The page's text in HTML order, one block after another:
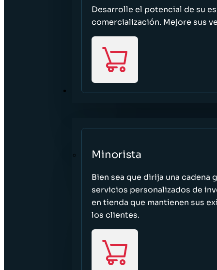
Desarrolle el potencial de su
comercialización. Mejore sus
SECTORES
Minorista
Bien sea que dirija una cadena
servicios personalizados de
en tienda que mantienen sus
los clientes.